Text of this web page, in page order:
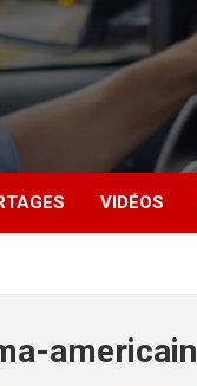
VIDÉOS
americain